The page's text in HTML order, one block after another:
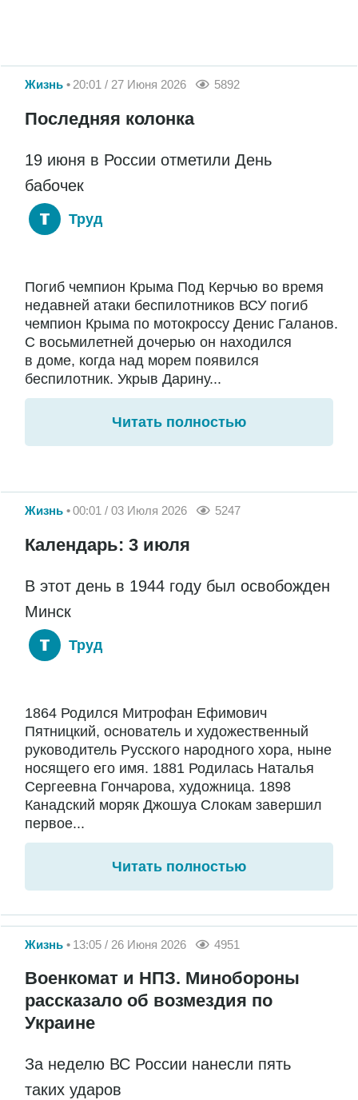
Жизнь 20:01 / 27 Июня 2026 5892
Последняя колонка
19 июня в России отметили День
бабочек
Труд
Погиб чемпион Крыма Под Керчью во время
недавней атаки беспилотников ВСУ погиб
чемпион Крыма по мотокроссу Денис Галанов.
С восьмилетней дочерью он находился
в доме, когда над морем появился
беспилотник. Укрыв Дарину...
Читать полностью
Жизнь 00:01 / 03 Июля 2026 5247
Календарь: 3 июля
В этот день в 1944 году был освобожден
Минск
Труд
1864 Родился Митрофан Ефимович
Пятницкий, основатель и художественный
руководитель Русского народного хора, ныне
носящего его имя. 1881 Родилась Наталья
Сергеевна Гончарова, художница. 1898
Канадский моряк Джошуа Слокам завершил
первое...
Читать полностью
Жизнь 13:05 / 26 Июня 2026 4951
Военкомат и НПЗ. Минобороны
рассказало об возмездия по
Украине
За неделю ВС России нанесли пять
таких ударов